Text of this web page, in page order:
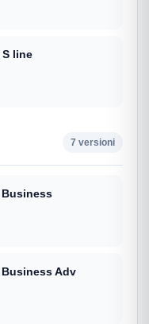
S line
7 versioni
Business
Adv